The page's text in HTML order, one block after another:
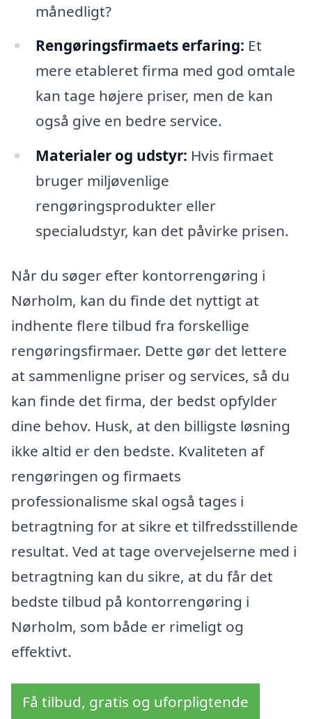
månedligt?
Rengøringsfirmaets erfaring: Et
mere etableret firma med god omtale
kan tage højere priser, men de kan
også give en bedre service.
Materialer og udstyr: Hvis firmaet
bruger miljøvenlige
rengøringsprodukter eller
specialudstyr, kan det påvirke prisen.
Når du søger efter kontorrengøring i
Nørholm, kan du finde det nyttigt at
indhente flere tilbud fra forskellige
rengøringsfirmaer. Dette gør det lettere
at sammenligne priser og services, så du
kan finde det firma, der bedst opfylder
dine behov. Husk, at den billigste løsning
ikke altid er den bedste. Kvaliteten af
rengøringen og firmaets
professionalisme skal også tages i
betragtning for at sikre et tilfredsstillende
resultat. Ved at tage overvejelserne med i
betragtning kan du sikre, at du får det
bedste tilbud på kontorrengøring i
Nørholm, som både er rimeligt og
effektivt.
Få tilbud, gratis og uforpligtende